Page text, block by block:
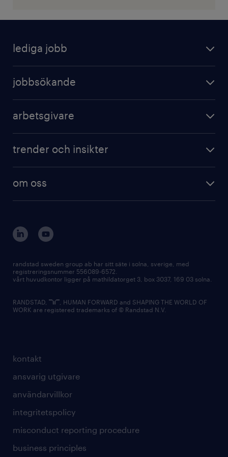
lediga jobb
jobbsökande
arbetsgivare
trender och insikter
om oss
kontakt
ansvarig utgivare
användarvillkor
integritetspolicy
misconduct reporting procedure
business principles
randstad sweden group ab har sitt säte i solna, sverige, med
registreringsnummer 556089-6572.
vårt huvudkontor ligger på mathildatorget 3, box 3037, 169 03 solna.
RANDSTAD,
, HUMAN FORWARD and SHAPING THE WORLD OF
WORK are registered trademarks of © Randstad N.V.